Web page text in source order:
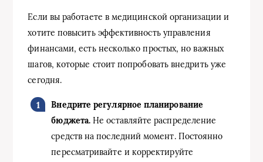
Если вы работаете в медицинской организации и
хотите повысить эффективность управления
финансами, есть несколько простых, но важных
шагов, которые стоит попробовать внедрить уже
сегодня.
Внедрите регулярное планирование
бюджета. Не оставляйте распределение
средств на последний момент. Постоянно
пересматривайте и корректируйте